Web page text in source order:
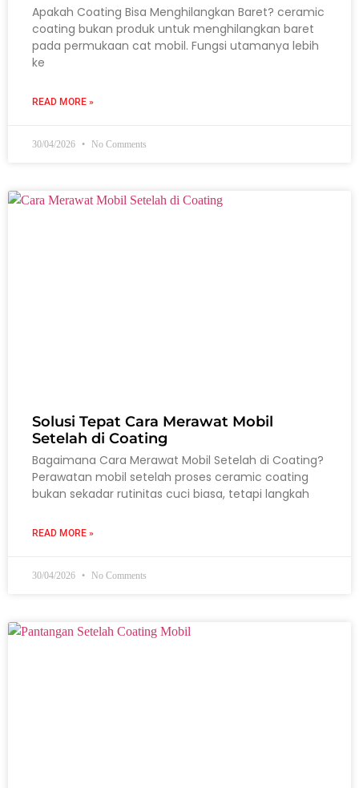
Apakah Coating Bisa Menghilangkan Baret? ceramic
coating bukan produk untuk menghilangkan baret
pada permukaan cat mobil. Fungsi utamanya lebih
ke
READ MORE »
30/04/2026 No Comments
Solusi Tepat Cara Merawat Mobil
Setelah di Coating
Bagaimana Cara Merawat Mobil Setelah di Coating?
Perawatan mobil setelah proses ceramic coating
bukan sekadar rutinitas cuci biasa, tetapi langkah
READ MORE »
30/04/2026 No Comments